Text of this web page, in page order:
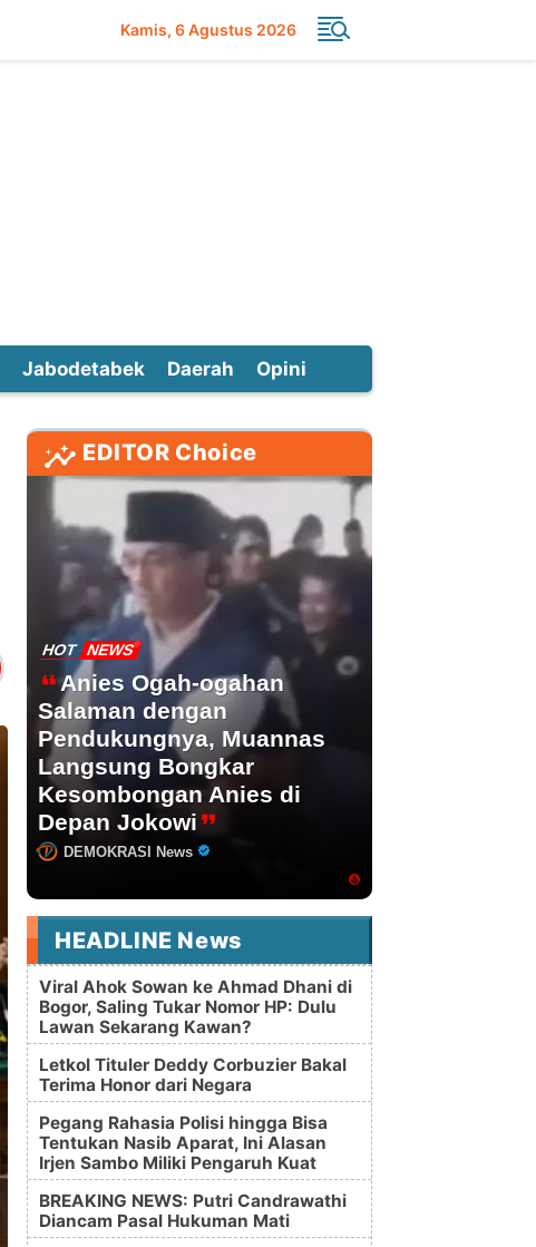
Kamis 6 Agustus 2026
Jabodetabek Daerah Opini
EDITOR Choice
HOT NEWS
Anies Ogah-ogahan
Salaman dengan
Pendukungnya, Muannas
Langsung Bongkar
Kesombongan Anies di
Depan Jokowi
DEMOKRASI News
HEADLINE News
Viral Ahok Sowan ke Ahmad Dhani di
Bogor, Saling Tukar Nomor HP: Dulu
Lawan Sekarang Kawan?
Letkol Tituler Deddy Corbuzier Bakal
Terima Honor dari Negara
Pegang Rahasia Polisi hingga Bisa
Tentukan Nasib Aparat, Ini Alasan
Irjen Sambo Miliki Pengaruh Kuat
BREAKING NEWS: Putri Candrawathi
Diancam Pasal Hukuman Mati